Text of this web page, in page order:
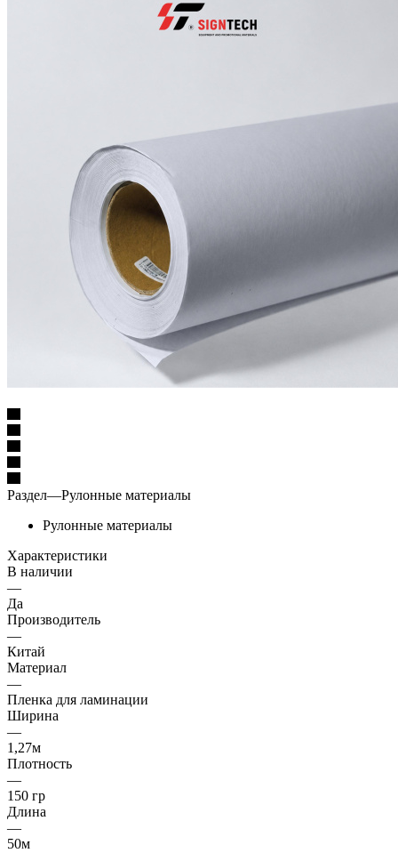
Раздел—Рулонные материалы
Рулонные материалы
Характеристики
В наличии
—
Да
Производитель
—
Китай
Материал
—
Пленка для ламинации
Ширина
—
1,27м
Плотность
—
150 гр
Длина
—
50м